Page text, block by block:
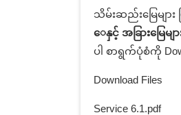
သိမ်းဆည်းမြေမျ
ေနှင့် အခြားမြေမ
ပါ စာရွက်ပုံစံကို
Download Files
Service 6.1.pdf